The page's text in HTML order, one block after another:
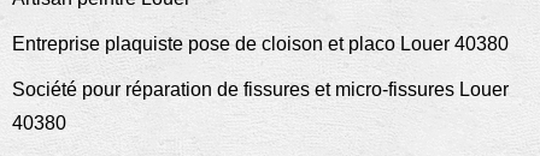
Entreprise plaquiste pose de cloison et placo Louer 40380
Société pour réparation de fissures et micro-fissures Louer
40380